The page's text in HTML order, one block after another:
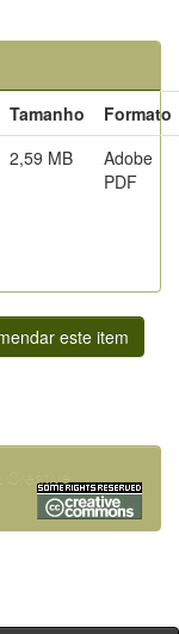
Tamanho
Formato
2,59 MB
Adobe
PDF
este item
Creative